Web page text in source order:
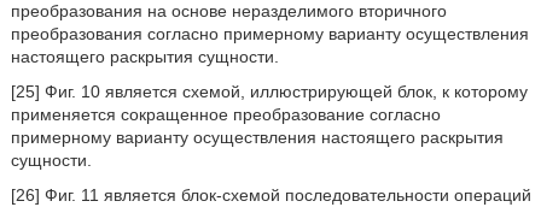
преобразования на основе неразделимого вторичного
преобразования согласно примерному варианту осуществления
настоящего раскрытия сущности.
[25] Фиг. 10 является схемой, иллюстрирующей блок, к которому
применяется сокращенное преобразование согласно
примерному варианту осуществления настоящего раскрытия
сущности.
[26] Фиг. 11 является блок-схемой последовательности операций